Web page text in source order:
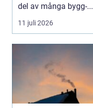
del av många bygg-...
11 juli 2026